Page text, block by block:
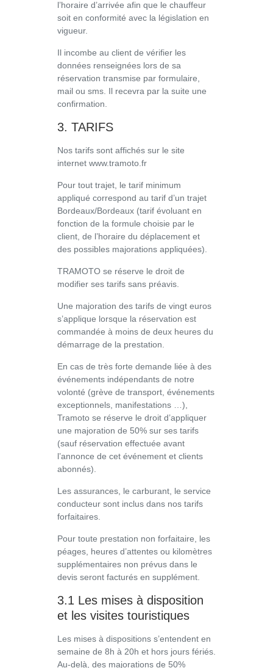
l’horaire d’arrivée afin que le chauffeur
soit en conformité avec la législation en
vigueur.
Il incombe au client de vérifier les
données renseignées lors de sa
réservation transmise par formulaire,
mail ou sms. Il recevra par la suite une
confirmation.
3. TARIFS
Nos tarifs sont affichés sur le site
internet www.tramoto.fr
Pour tout trajet, le tarif minimum
appliqué correspond au tarif d’un trajet
Bordeaux/Bordeaux (tarif évoluant en
fonction de la formule choisie par le
client, de l’horaire du déplacement et
des possibles majorations appliquées).
TRAMOTO se réserve le droit de
modifier ses tarifs sans préavis.
Une majoration des tarifs de vingt euros
s’applique lorsque la réservation est
commandée à moins de deux heures du
démarrage de la prestation.
En cas de très forte demande liée à des
événements indépendants de notre
volonté (grève de transport, événements
exceptionnels, manifestations …),
Tramoto se réserve le droit d’appliquer
une majoration de 50% sur ses tarifs
(sauf réservation effectuée avant
l’annonce de cet événement et clients
abonnés).
Les assurances, le carburant, le service
conducteur sont inclus dans nos tarifs
forfaitaires.
Pour toute prestation non forfaitaire, les
péages, heures d’attentes ou kilomètres
supplémentaires non prévus dans le
devis seront facturés en supplément.
3.1 Les mises à disposition
et les visites touristiques
Les mises à dispositions s’entendent en
semaine de 8h à 20h et hors jours fériés.
Au-delà, des majorations de 50%